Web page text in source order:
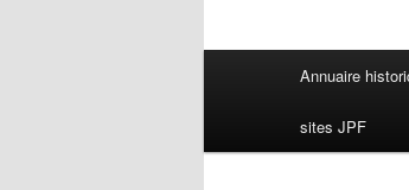
principal
Annuaire
sites JPF